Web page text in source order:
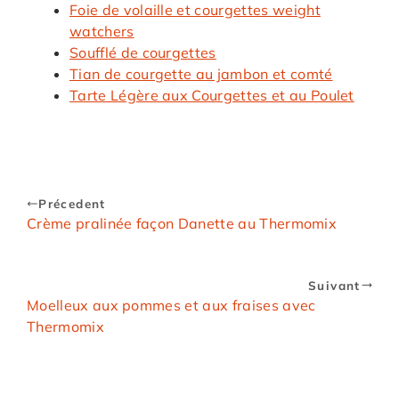
Foie de volaille et courgettes weight
watchers
Soufflé de courgettes
Tian de courgette au jambon et comté
Tarte Légère aux Courgettes et au Poulet
Précedent
Crème pralinée façon Danette au Thermomix
Suivant
Moelleux aux pommes et aux fraises avec
Thermomix